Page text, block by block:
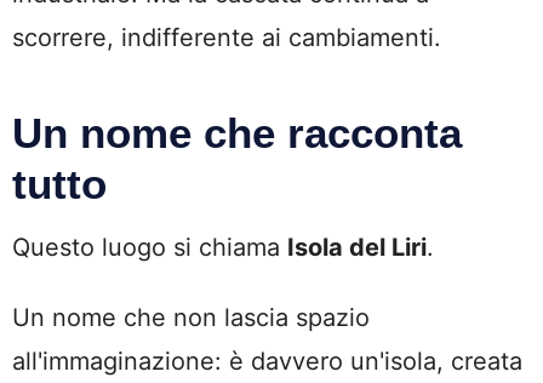
scorrere, indifferente ai cambiamenti.
Un nome che racconta
tutto
Questo luogo si chiama Isola del Liri.
Un nome che non lascia spazio
all'immaginazione: è davvero un'isola, creata